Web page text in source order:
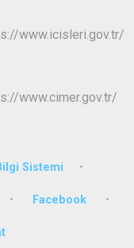
Sistemi
Facebook